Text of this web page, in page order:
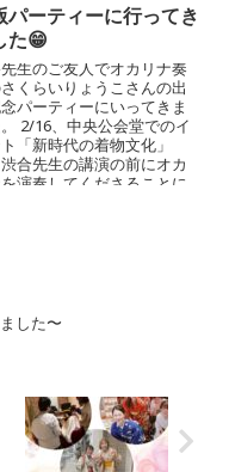
パーティーに行ってき
た😁
生のご友人でオカリナ奏
くらいりょうこさんの出
パーティーにいってきま
2/16、中央公会堂でのイ
「新時代の着物文化」
合先生の講演の前にオカ
演奏してくださることに
した〜